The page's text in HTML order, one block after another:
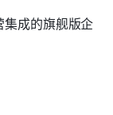
集成的旗舰版企